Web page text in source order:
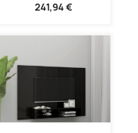
241,94 €